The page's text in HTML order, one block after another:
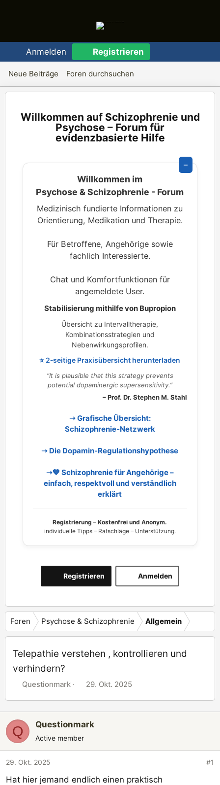
Anmelden Registrieren
Neue Beiträge Foren durchsuchen
Schizophrenie und
Psychose – Forum für
evidenzbasierte Hilfe
–
Willkommen im
Psychose & Schizophrenie - Forum
Medizinisch fundierte Informationen zu
Orientierung, Medikation und Therapie.
Für Betroffene, Angehörige sowie
fachlich Interessierte.
Chat und Komfortfunktionen für
angemeldete User.
Stabilisierung mithilfe von Bupropion
Übersicht zu Intervalltherapie,
Kombinationsstrategien und
Nebenwirkungsprofilen.
⭐ 2‑seitige Praxisübersicht herunterladen
“It is plausible that this strategy prevents
potential dopaminergic supersensitivity.”
– Prof. Dr. Stephen M. Stahl
➝ Grafische Übersicht:
Schizophrenie‑Netzwerk
➝ Die Dopamin‑Regulationshypothese
➝💙 Schizophrenie für Angehörige –
einfach, respektvoll und verständlich
erklärt
Registrierung – Kostenfrei und Anonym.
individuelle Tipps – Ratschläge – Unterstützung.
Anmelden
Registrieren
Foren Psychose & Schizophrenie Allgemein
Telepathie verstehen , kontrollieren und
verhindern?
E
t
e
l
e
r
Questionmark
E
a
29. Okt. 2025
Q Questionmark
Active member
29. Okt. 2025 #1
Hat hier jemand endlich einen praktisch